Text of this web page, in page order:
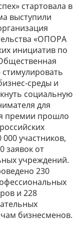
стартовала в
выступили
«ОПОРА
инициатив по
среды и
социальную
для
премии прошло
участников,
заявок от
учреждений.
230
и 228
бизнесменов.